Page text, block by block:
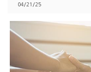
04/21/25